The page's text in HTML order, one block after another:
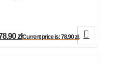
złCurrent price is: 78.90 zł. 